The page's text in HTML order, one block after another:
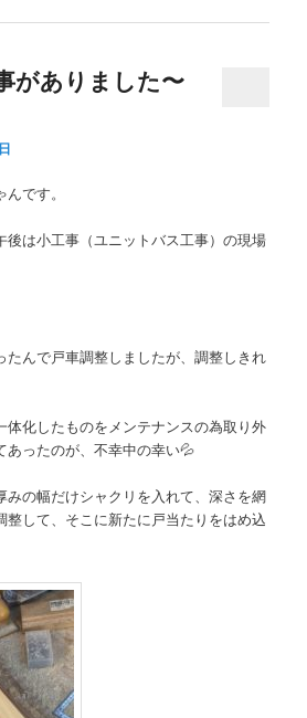
がありました〜
です。
後は小工事（ユニットバス工事）の現場
たんで戸車調整しましたが、調整しきれ
体化したものをメンテナンスの為取り外
あったのが、不幸中の幸い💦
みの幅だけシャクリを入れて、深さを網
整して、そこに新たに戸当たりをはめ込